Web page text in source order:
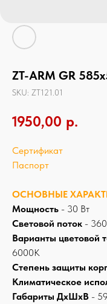
ZT-ARM GR
SKU: ZT121.01
1950,00 р.
Сертификат
Паспорт
ОСНОВНЫЕ
Мощность - 30 Вт
Световой поток -
Варианты цветовой
6000К
Степень защиты
Климатическое
Габариты ДхШхВ -